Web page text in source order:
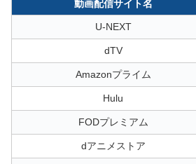
動画配信サイト名
U-NEXT
dTV
Amazonプライム
Hulu
FODプレミアム
dアニメストア